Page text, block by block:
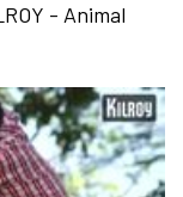
- Animal